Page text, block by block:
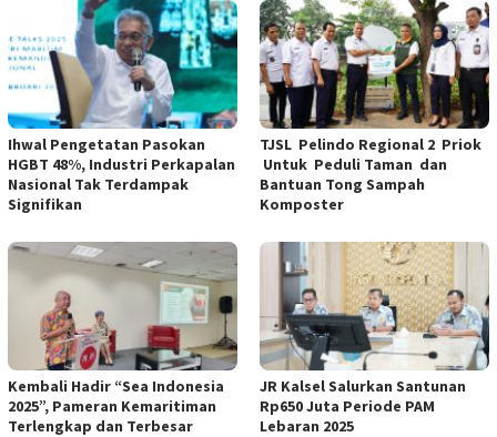
Ihwal Pengetatan Pasokan
HGBT 48%, Industri Perkapalan
Nasional Tak Terdampak
Signifikan
TJSL Pelindo Regional 2 Priok
Untuk Peduli Taman dan
Bantuan Tong Sampah
Komposter
Kembali Hadir “Sea Indonesia
2025”, Pameran Kemaritiman
Terlengkap dan Terbesar
JR Kalsel Salurkan Santunan
Rp650 Juta Periode PAM
Lebaran 2025